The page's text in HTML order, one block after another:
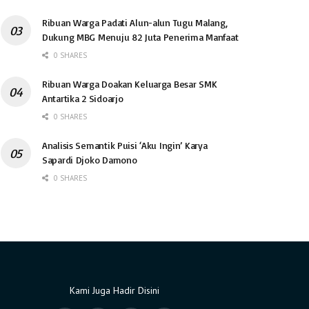
Ribuan Warga Padati Alun-alun Tugu Malang,
Dukung MBG Menuju 82 Juta Penerima Manfaat
0 SHARES
Ribuan Warga Doakan Keluarga Besar SMK
Antartika 2 Sidoarjo
0 SHARES
Analisis Semantik Puisi ‘Aku Ingin’ Karya
Sapardi Djoko Damono
0 SHARES
Kami Juga Hadir Disini